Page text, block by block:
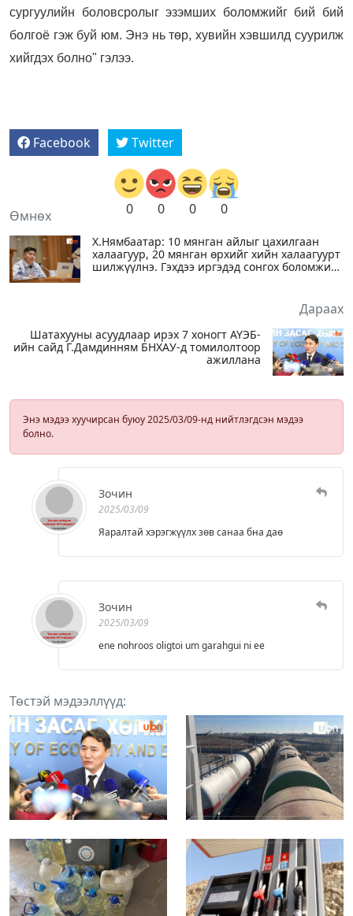
сургуулийн боловсролыг эзэмших боломжийг бий бий
болгоё гэж буй юм. Энэ нь төр, хувийн хэвшилд суурилж
хийгдэх болно" гэлээ.
Facebook Twitter
0 0 0 0
Өмнөх
Х.Нямбаатар: 10 мянган айлыг цахилгаан
халаагуур, 20 мянган өрхийг хийн халаагуурт
шилжүүлнэ. Гэхдээ иргэдэд сонгох боломжийг
Дараах
Шатахууны асуудлаар ирэх 7 хоногт АҮЭБ-
ийн сайд Г.Дамдинням БНХАУ-д томилолтоор
ажиллана
Энэ мэдээ хуучирсан буюу 2025/03/09-нд нийтлэгдсэн мэдээ
болно.
Зочин
2025/03/09
Яаралтай хэрэгжүүлх зөв санаа бна даө
Зочин
2025/03/09
ene nohroos oligtoi um garahgui ni ee
Төстэй мэдээллүүд: